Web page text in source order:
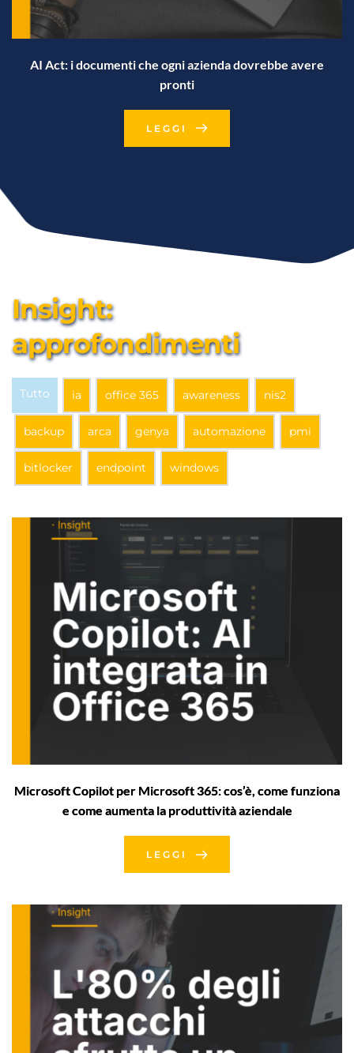
AI Act: i documenti che ogni azienda dovrebbe avere
pronti
LEGGI
Insight:
approfondimenti
Tutto ia office 365 awareness nis2
backup arca genya automazione pmi
bitlocker endpoint windows
Microsoft Copilot per Microsoft 365: cos’è, come funziona
e come aumenta la produttività aziendale
LEGGI